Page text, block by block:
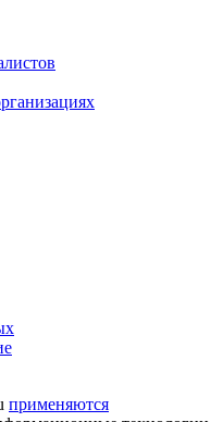
применяются